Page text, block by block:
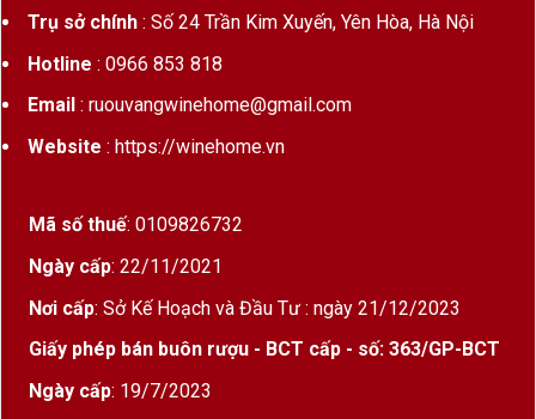
Trụ sở chính: Số 24 Trần Kim Xuyến, Yên Hòa, Hà Nội
Hotline : 0966 853 818
Email : ruouvangwinehome@gmail.com
Website : https://winehome.vn
Mã số thuế: 0109826732
Ngày cấp: 22/11/2021
Nơi cấp: Sở Kế Hoạch và Đầu Tư : ngày 21/12/2023
Giấy phép bán buôn rượu - BCT cấp - số: 363/GP-BCT
Ngày cấp: 19/7/2023